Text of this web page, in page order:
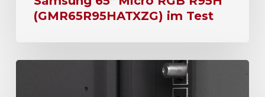
(GMR65R95HATXZG) im Test